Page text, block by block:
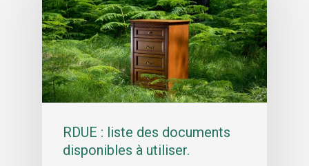
RDUE : liste des documents
disponibles à utiliser.